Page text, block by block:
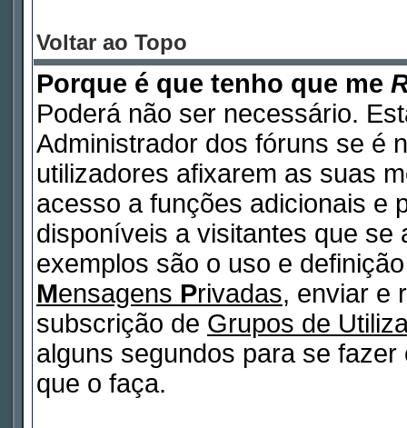
Voltar ao Topo
Porque é que tenho que me
Poderá não ser necessário.
Administrador dos fóruns se é
utilizadores afixarem as suas
acesso a funções adicionais e
disponíveis a visitantes que se
exemplos são o uso e
Mensagens Privadas, enviar e
subscrição de Grupos de
alguns segundos para se
que o faça.